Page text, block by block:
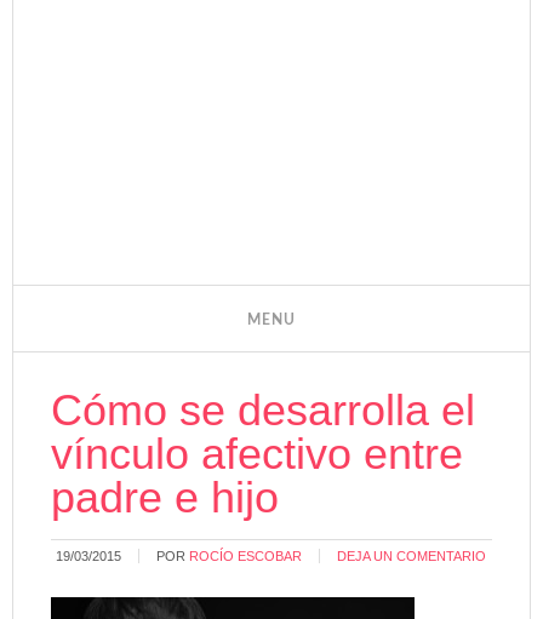
Cómo se desarrolla el
vínculo afectivo entre
padre e hijo
19/03/2015 POR ROCÍO ESCOBAR DEJA UN COMENTARIO